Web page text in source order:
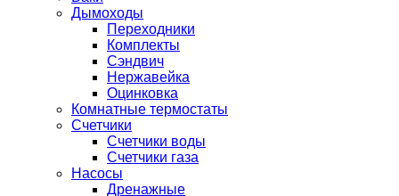
Дымоходы
Переходники
Комплекты
Сэндвич
Нержавейка
Оцинковка
Комнатные термостаты
Счетчики
Счетчики воды
Счетчики газа
Насосы
Дренажные